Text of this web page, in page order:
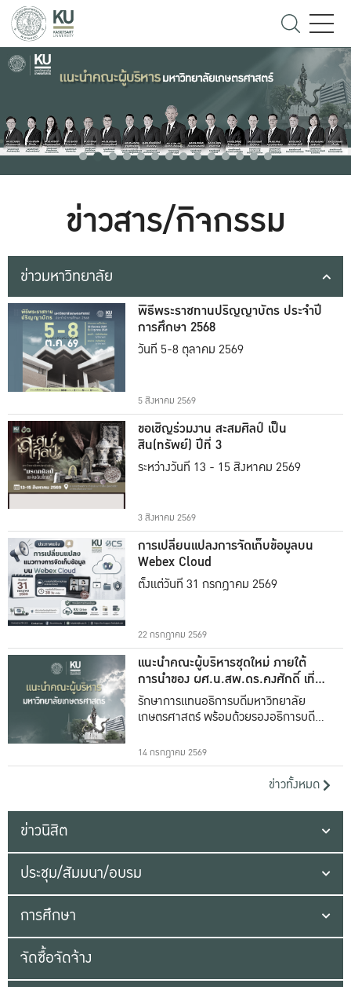
ข่าวสาร/กิจกรรม
ข่าวมหาวิทยาลัย
พิธีพระราชทานปริญญาบัตร ประจำปี
การศึกษา 2568
วันที่ 5-8 ตุลาคม 2569
5 สิงหาคม 2569
ขอเชิญร่วมงาน สะสมศิลป์ เป็น
สิน(ทรัพย์) ปีที่ 3
ระหว่างวันที่ 13 - 15 สิงหาคม 2569
3 สิงหาคม 2569
การเปลี่ยนแปลงการจัดเก็บข้อมูลบน
Webex Cloud
ตั้งแต่วันที่ 31 กรกฎาคม 2569
22 กรกฎาคม 2569
แนะนำคณะผู้บริหารชุดใหม่ ภายใต้
การนำของ ผศ.น.สพ.ดร.คงศักดิ์ เที่ยง
ธรรม
รักษาการแทนอธิการบดีมหาวิทยาลัย
เกษตรศาสตร์ พร้อมด้วยรองอธิการบดีทั้ง
14 กรกฎาคม 2569
ข่าวทั้งหมด
ข่าวนิสิต
ประชุม/สัมมนา/อบรม
การศึกษา
จัดซื้อจัดจ้าง